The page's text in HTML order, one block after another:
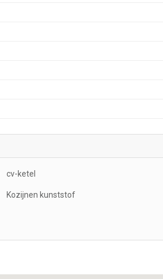
cv-ketel
Kozijnen kunststof